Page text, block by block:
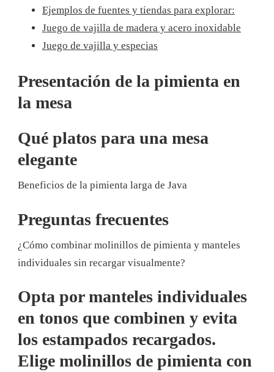
Ejemplos de fuentes y tiendas para explorar:
Juego de vajilla de madera y acero inoxidable
Juego de vajilla y especias
Presentación de la pimienta en
la mesa
Qué platos para una mesa
elegante
Beneficios de la pimienta larga de Java
Preguntas frecuentes
¿Cómo combinar molinillos de pimienta y manteles
individuales sin recargar visualmente?
Opta por manteles individuales
en tonos que combinen y evita
los estampados recargados.
Elige molinillos de pimienta con